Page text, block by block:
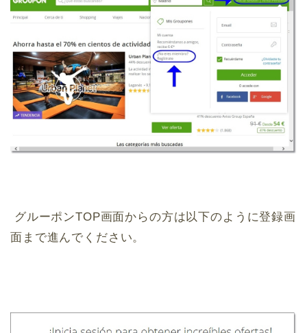
グルーポンTOP画面からの方は以下のように登録画
面まで進んでください。